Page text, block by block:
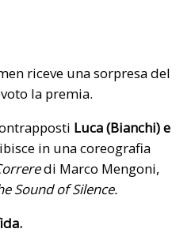
riceve una sorpresa del
la premia.
Luca (Bianchi) e
in una coreografia
di Marco Mengoni,
Sound of Silence.